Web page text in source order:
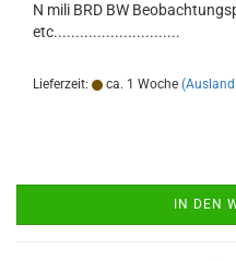
N mili BRD BW
etc.............................
Lieferzeit: ca. 1 Woche
IN DEN